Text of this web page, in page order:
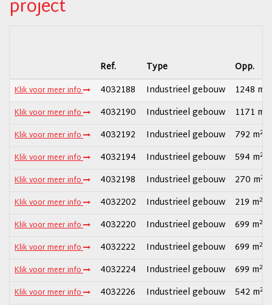
project
Ref. Type Opp.
Klik voor meer info 4032188 Industrieel gebouw 1248 m
Klik voor meer info 4032190 Industrieel gebouw 1171 m
Klik voor meer info 4032192 Industrieel gebouw 792 m2
Klik voor meer info 4032194 Industrieel gebouw 594 m2
Klik voor meer info 4032198 Industrieel gebouw 270 m2
Klik voor meer info 4032202 Industrieel gebouw 219 m2
Klik voor meer info 4032220 Industrieel gebouw 699 m2
Klik voor meer info 4032222 Industrieel gebouw 699 m2
Klik voor meer info 4032224 Industrieel gebouw 699 m2
Klik voor meer info 4032226 Industrieel gebouw 542 m2